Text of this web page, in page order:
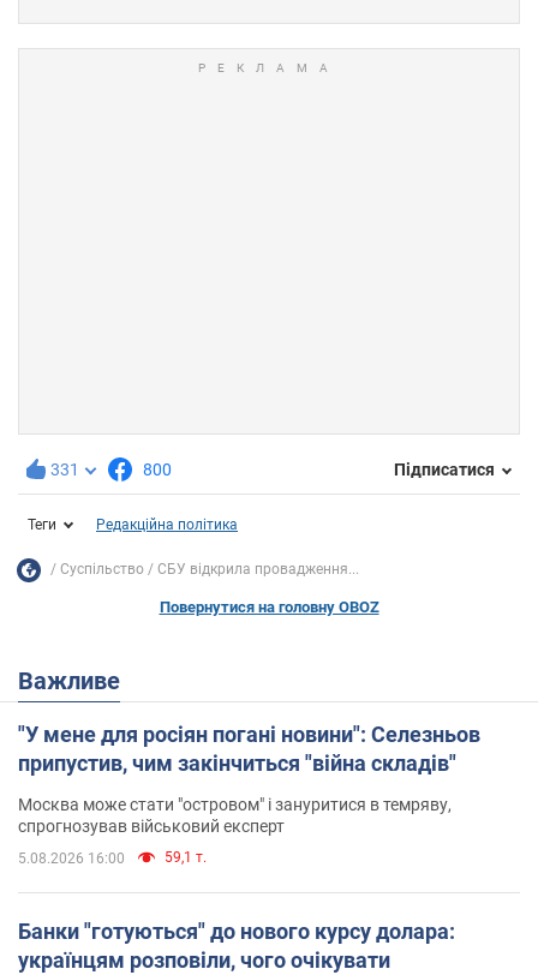
331 800 Підписатися
Теги Редакційна політика
Суспільство СБУ відкрила провадження...
Повернутися на головну OBOZ
Важливе
"У мене для росіян погані новини": Селезньов
припустив, чим закінчиться "війна складів"
Москва може стати "островом" і зануритися в темряву,
спрогнозував військовий експерт
5.08.2026 16:00 59,1 т.
Банки "готуються" до нового курсу долара:
українцям розповіли, чого очікувати